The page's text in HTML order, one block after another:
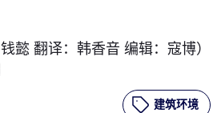
钱懿 翻译：韩香音 编辑：寇博）
建筑环境